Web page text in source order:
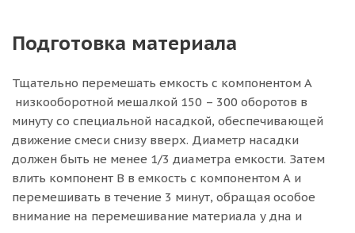
Подготовка материала
Тщательно перемешать емкость с компонентом А
низкооборотной мешалкой 150 – 300 оборотов в
минуту со специальной насадкой, обеспечивающей
движение смеси снизу вверх. Диаметр насадки
должен быть не менее 1/3 диаметра емкости. Затем
влить компонент B в емкость с компонентом А и
перемешивать в течение 3 минут, обращая особое
внимание на перемешивание материала у дна и